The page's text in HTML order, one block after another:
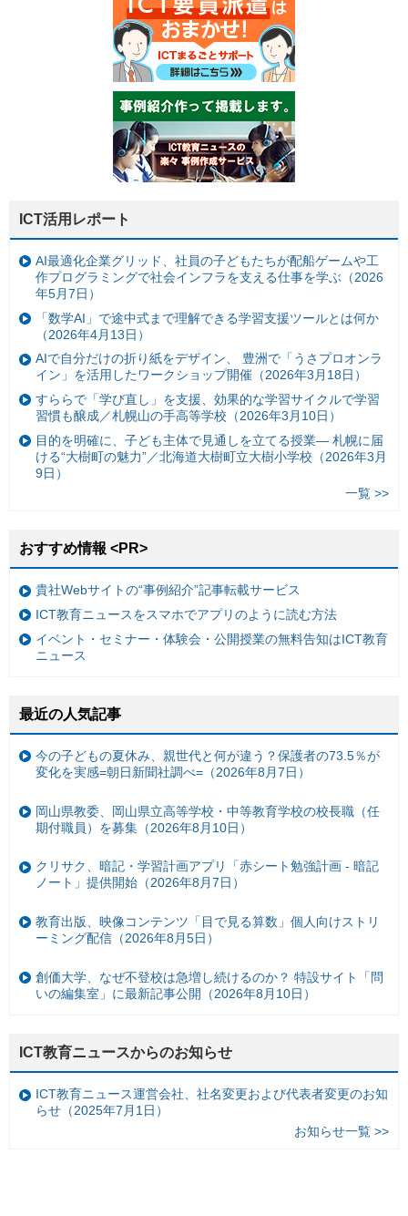
ICT活用レポート
AI最適化企業グリッド、社員の子どもたちが配船ゲームや工
作プログラミングで社会インフラを支える仕事を学ぶ（2026
年5月7日）
「数学AI」で途中式まで理解できる学習支援ツールとは何か
（2026年4月13日）
AIで自分だけの折り紙をデザイン、 豊洲で「うさプロオンラ
イン」を活用したワークショップ開催（2026年3月18日）
すららで「学び直し」を支援、効果的な学習サイクルで学習
習慣も醸成／札幌山の手高等学校（2026年3月10日）
目的を明確に、子ども主体で見通しを立てる授業— 札幌に届
ける“大樹町の魅力”／北海道大樹町立大樹小学校（2026年3月
9日）
一覧 >>
おすすめ情報 <PR>
貴社Webサイトの“事例紹介”記事転載サービス
ICT教育ニュースをスマホでアプリのように読む方法
イベント・セミナー・体験会・公開授業の無料告知はICT教育
ニュース
最近の人気記事
今の子どもの夏休み、親世代と何が違う？保護者の73.5％が
変化を実感=朝日新聞社調べ=（2026年8月7日）
岡山県教委、岡山県立高等学校・中等教育学校の校長職（任
期付職員）を募集（2026年8月10日）
クリサク、暗記・学習計画アプリ「赤シート勉強計画 - 暗記
ノート」提供開始（2026年8月7日）
教育出版、映像コンテンツ「目で見る算数」個人向けストリ
ーミング配信（2026年8月5日）
創価大学、なぜ不登校は急増し続けるのか？ 特設サイト「問
いの編集室」に最新記事公開（2026年8月10日）
ICT教育ニュースからのお知らせ
ICT教育ニュース運営会社、社名変更および代表者変更のお知
らせ（2025年7月1日）
お知らせ一覧 >>